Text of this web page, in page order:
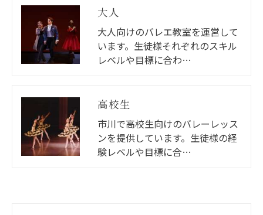
大人
大人向けのバレエ教室を運営して
います。生徒様それぞれのスキル
レベルや目標に合わ…
高校生
市川で高校生向けのバレーレッス
ンを提供しています。生徒様の経
験レベルや目標に合…